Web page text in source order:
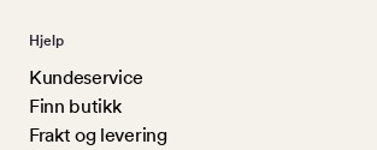
Hjelp
Kundeservice
Finn butikk
Frakt og levering